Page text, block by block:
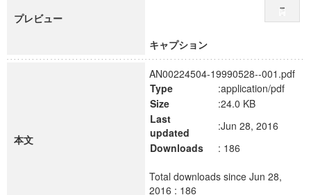
プレビュー
キャプション
本文
AN00224504-19990528--001.pdf
Type
:application/pdf
Size
:24.0 KB
Last
updated
:Jun 28, 2016
Downloads
: 186
Total downloads since Jun 28,
2016 : 186